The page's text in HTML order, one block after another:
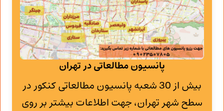
پانسیون مطالعاتی در تهران
بیش از 30 شعبه پانسیون مطالعاتی کنکور در
سطح شهر تهران، جهت اطلاعات بیشتر بر روی